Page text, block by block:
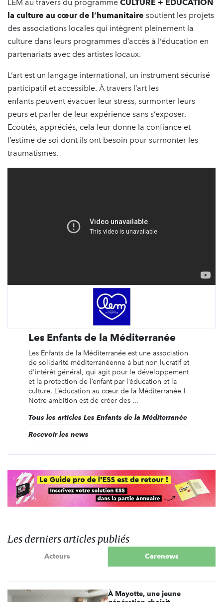
LEM au travers du programme CULTURE + ÉDUCATION
la culture au cœur de l’humanitaire soutient les projets
des associations locales qui intègrent pleinement la
culture dans leurs programmes d’accès à l‘éducation en
partenariats avec des artistes locaux.​
L’art est un langage international, un instrument sécurisé
participatif et accessible. À travers l’art les
enfants peuvent évacuer leur stress, surmonter leurs
peurs et parler de leur expérience sans s’exposer.
Ecoutés, appréciés, cela leur donne la confiance et
l’estime de soi dont ils ont besoin pour surmonter les
traumatismes.
Les Enfants de la Méditerranée
Les Enfants de la Méditerranée est une association
de solidarité méditerranéenne à but non lucratif et
d'intérêt général, qui agit pour le développement
et la protection de l’enfant par l’éducation et la
culture. L’éducation au cœur de la Méditerranée !
Notre ambition est de créer des ...
Tous les articles Les Enfants de la Méditerranée
Recevoir les news
Les derniers articles publiés
Acteurs Carenews
À Mayotte, une jeune